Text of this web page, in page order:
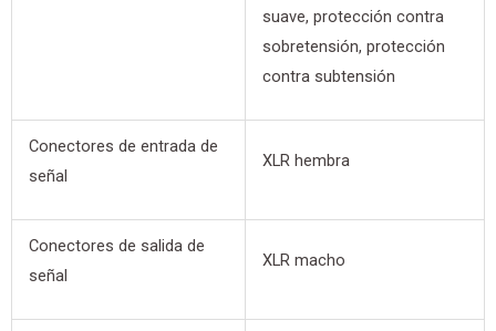
suave, protección contra
sobretensión, protección
contra subtensión
Conectores de entrada de
señal
XLR hembra
Conectores de salida de
señal
XLR macho